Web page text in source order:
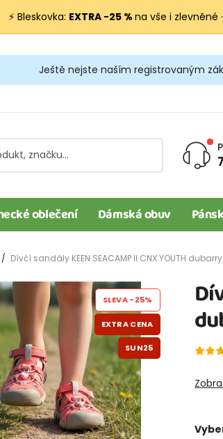
⚡ Bleskovka: EXTRA −25 % na vše i zlevněné
Ještě nejste naším registrovaným
oblečení Dámská obuv
Dívčí sandály KEEN SEACAMP II CNX YOUTH
SLEVA-25%
EXTRA CENA
SUN25